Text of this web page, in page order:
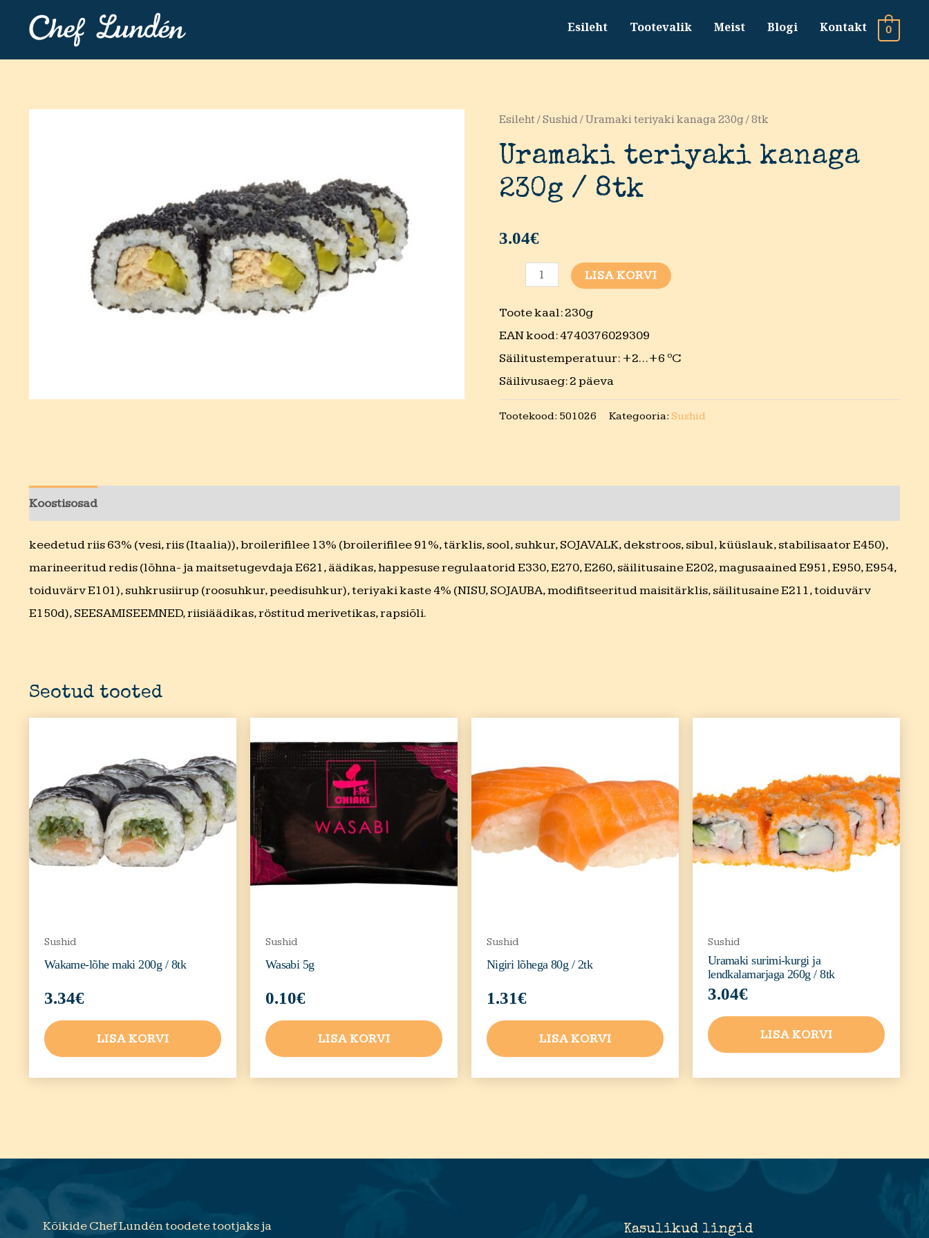
Esileht Tootevalik Meist Blogi Kontakt 0
Esileht /Sushid/ Uramaki teriyaki kanaga 230g / 8tk
Uramaki teriyaki kanaga
230g / 8tk
3.04€
Uramaki
kanaga
230g
/
8tk
kogus
LISA KORVI
Toote kaal: 230g
EAN kood: 4740376029309
Säilitustemperatuur: +2…+6 ºC
Säilivusaeg: 2 päeva
Tootekood: 501026 Kategooria:Sushid
Koostisosad
keedetud riis 63% (vesi, riis (Itaalia)), broilerifilee 13% (broilerifilee 91%, tärklis, sool, suhkur, SOJAVALK, dekstroos, sibul, küüslauk, stabilisaator E450),
marineeritud redis (lõhna- ja maitsetugevdaja E621, äädikas, happesuse regulaatorid E330, E270, E260, säilitusaine E202, magusaained E951, E950, E954,
toiduvärv E101), suhkrusiirup (roosuhkur, peedisuhkur), teriyaki kaste 4% (NISU, SOJAUBA, modifitseeritud maisitärklis, säilitusaine E211, toiduvärv
E150d), SEESAMISEEMNED, riisiäädikas, röstitud merivetikas, rapsiõli.
Seotud tooted
Sushid
Wakame-lõhe maki 200g / 8tk
3.34€
LISA KORVI
Sushid
Wasabi 5g
0.10€
LISA KORVI
Sushid
Nigiri lõhega 80g / 2tk
1.31€
LISA KORVI
Sushid
Uramaki surimi-kurgi ja
lendkalamarjaga 260g / 8tk
3.04€
LISA KORVI
Kõikide Chef Lundén toodete tootjaks ja Kasulikud lingid